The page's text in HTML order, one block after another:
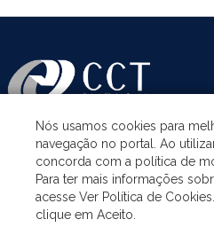
ASSUNTOS
ACESSO À INFORMAÇÃO
Nós usamos cookies para
navegação no portal. Ao
concorda com a política de
Para ter mais informações
acesse Ver Política de
clique em Aceito.